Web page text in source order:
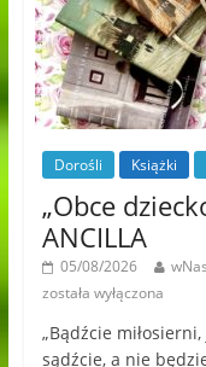
Dorośli Książki
„Obce
ANCILLA
05/08/2026
została wyłączona
„Bądźcie
sądźcie, a nie